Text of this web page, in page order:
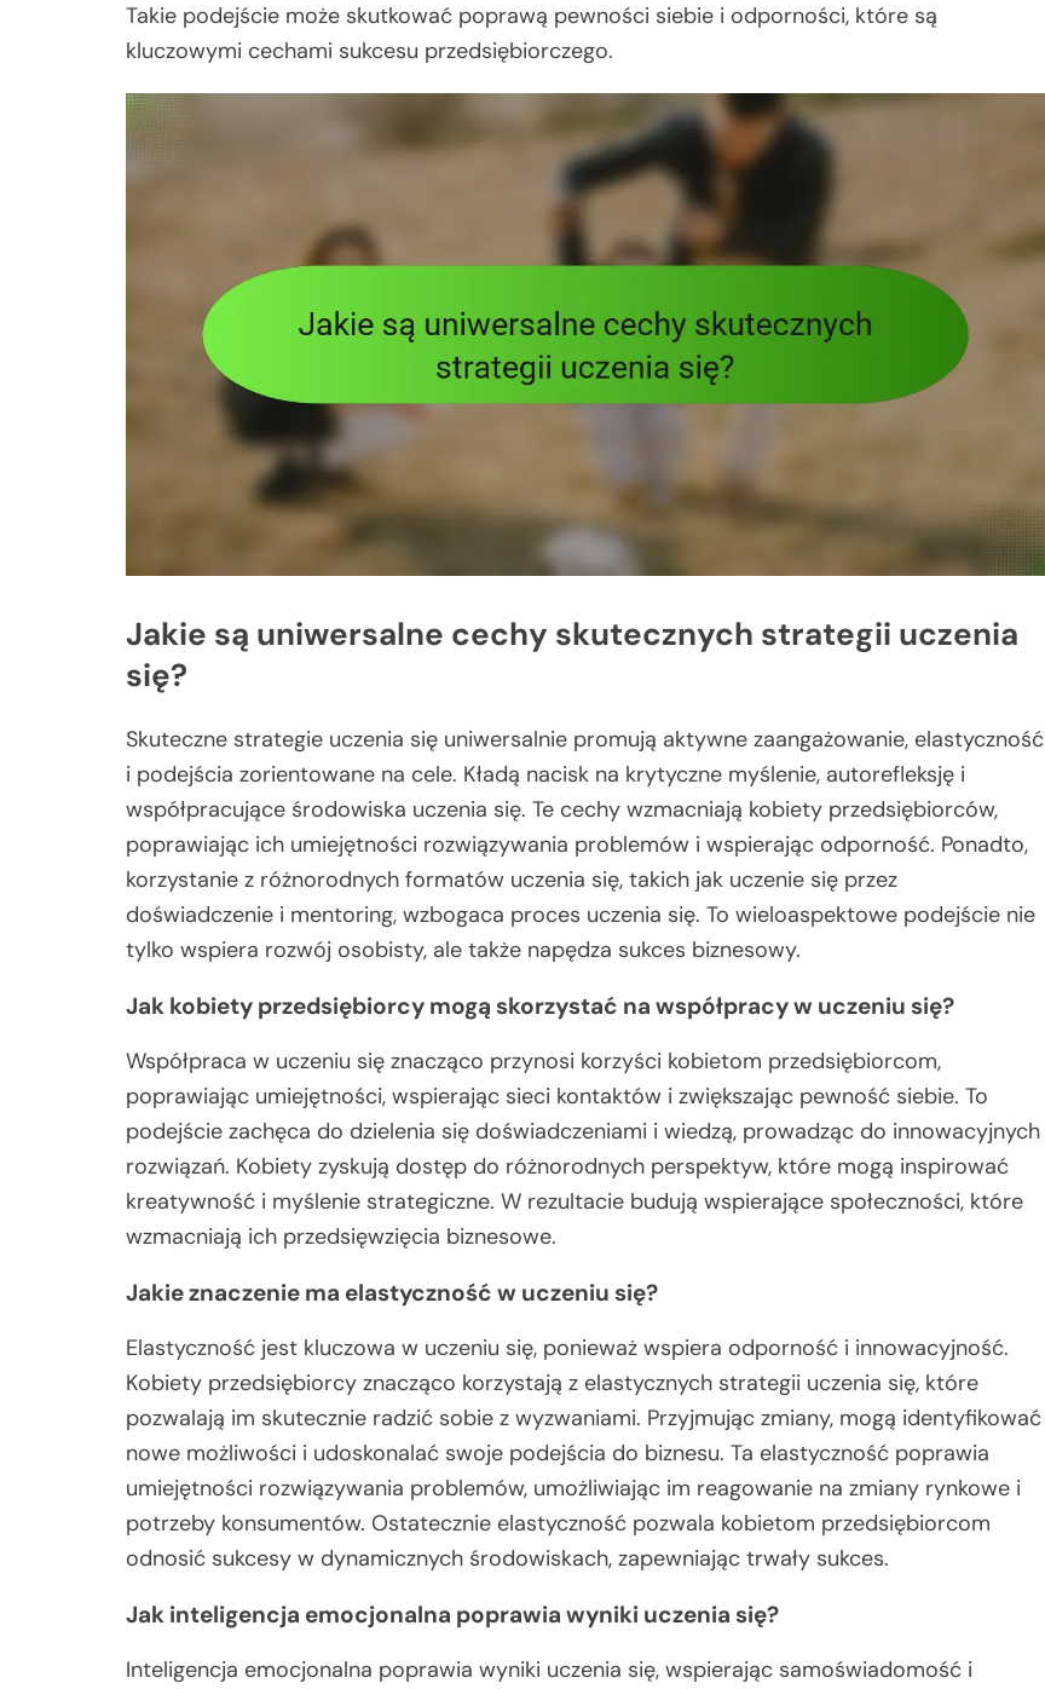
Takie podejście może skutkować poprawą pewności siebie i odporności, które są
kluczowymi cechami sukcesu przedsiębiorczego.
Jakie są uniwersalne cechy skutecznych strategii uczenia
się?
Skuteczne strategie uczenia się uniwersalnie promują aktywne zaangażowanie, elastyczność
i podejścia zorientowane na cele. Kładą nacisk na krytyczne myślenie, autorefleksję i
współpracujące środowiska uczenia się. Te cechy wzmacniają kobiety przedsiębiorców,
poprawiając ich umiejętności rozwiązywania problemów i wspierając odporność. Ponadto,
korzystanie z różnorodnych formatów uczenia się, takich jak uczenie się przez
doświadczenie i mentoring, wzbogaca proces uczenia się. To wieloaspektowe podejście nie
tylko wspiera rozwój osobisty, ale także napędza sukces biznesowy.
Jak kobiety przedsiębiorcy mogą skorzystać na współpracy w uczeniu się?
Współpraca w uczeniu się znacząco przynosi korzyści kobietom przedsiębiorcom,
poprawiając umiejętności, wspierając sieci kontaktów i zwiększając pewność siebie. To
podejście zachęca do dzielenia się doświadczeniami i wiedzą, prowadząc do innowacyjnych
rozwiązań. Kobiety zyskują dostęp do różnorodnych perspektyw, które mogą inspirować
kreatywność i myślenie strategiczne. W rezultacie budują wspierające społeczności, które
wzmacniają ich przedsięwzięcia biznesowe.
Jakie znaczenie ma elastyczność w uczeniu się?
Elastyczność jest kluczowa w uczeniu się, ponieważ wspiera odporność i innowacyjność.
Kobiety przedsiębiorcy znacząco korzystają z elastycznych strategii uczenia się, które
pozwalają im skutecznie radzić sobie z wyzwaniami. Przyjmując zmiany, mogą identyfikować
nowe możliwości i udoskonalać swoje podejścia do biznesu. Ta elastyczność poprawia
umiejętności rozwiązywania problemów, umożliwiając im reagowanie na zmiany rynkowe i
potrzeby konsumentów. Ostatecznie elastyczność pozwala kobietom przedsiębiorcom
odnosić sukcesy w dynamicznych środowiskach, zapewniając trwały sukces.
Jak inteligencja emocjonalna poprawia wyniki uczenia się?
Inteligencja emocjonalna poprawia wyniki uczenia się, wspierając samoświadomość i